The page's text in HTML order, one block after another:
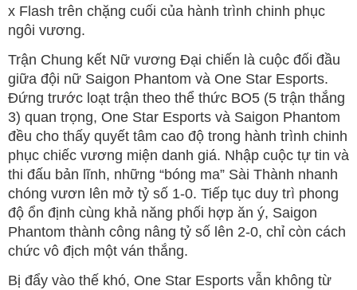
x Flash trên chặng cuối của hành trình chinh phục
ngôi vương.
Trận Chung kết Nữ vương Đại chiến là cuộc đối đầu
giữa đội nữ Saigon Phantom và One Star Esports.
Đứng trước loạt trận theo thể thức BO5 (5 trận thắng
3) quan trọng, One Star Esports và Saigon Phantom
đều cho thấy quyết tâm cao độ trong hành trình chinh
phục chiếc vương miện danh giá. Nhập cuộc tự tin và
thi đấu bản lĩnh, những “bóng ma” Sài Thành nhanh
chóng vươn lên mở tỷ số 1-0. Tiếp tục duy trì phong
độ ổn định cùng khả năng phối hợp ăn ý, Saigon
Phantom thành công nâng tỷ số lên 2-0, chỉ còn cách
chức vô địch một ván thắng.
Bị đẩy vào thế khó, One Star Esports vẫn không từ